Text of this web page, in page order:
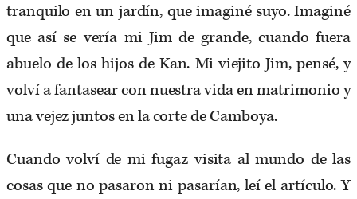
tranquilo en un jardín, que imaginé suyo. Imaginé
que así se vería mi Jim de grande, cuando fuera
abuelo de los hijos de Kan. Mi viejito Jim, pensé, y
volví a fantasear con nuestra vida en matrimonio y
una vejez juntos en la corte de Camboya.
Cuando volví de mi fugaz visita al mundo de las
cosas que no pasaron ni pasarían, leí el artículo. Y